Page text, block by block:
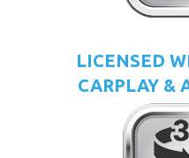
LICENSED
CARPLAY &